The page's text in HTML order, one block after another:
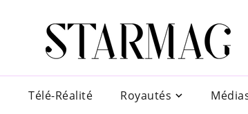
Télé-Réalité Royautés